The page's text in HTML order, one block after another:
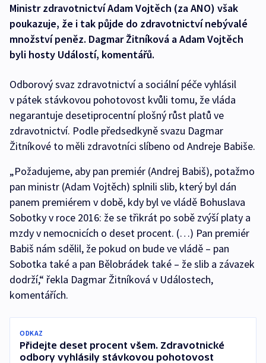
Ministr zdravotnictví Adam Vojtěch (za ANO) však
poukazuje, že i tak půjde do zdravotnictví nebývalé
množství peněz. Dagmar Žitníková a Adam Vojtěch
byli hosty Událostí, komentářů.
Odborový svaz zdravotnictví a sociální péče vyhlásil
v pátek stávkovou pohotovost kvůli tomu, že vláda
negarantuje desetiprocentní plošný růst platů ve
zdravotnictví. Podle předsedkyně svazu Dagmar
Žitníkové to měli zdravotníci slíbeno od Andreje Babiše.
„Požadujeme, aby pan premiér (Andrej Babiš), potažmo
pan ministr (Adam Vojtěch) splnili slib, který byl dán
panem premiérem v době, kdy byl ve vládě Bohuslava
Sobotky v roce 2016: že se třikrát po sobě zvýší platy a
mzdy v nemocnicích o deset procent. (…) Pan premiér
Babiš nám sdělil, že pokud on bude ve vládě – pan
Sobotka také a pan Bělobrádek také – že slib a závazek
dodrží,“ řekla Dagmar Žitníková v Událostech,
komentářích.
ODKAZ
Přidejte deset procent všem. Zdravotnické
odbory vyhlásily stávkovou pohotovost